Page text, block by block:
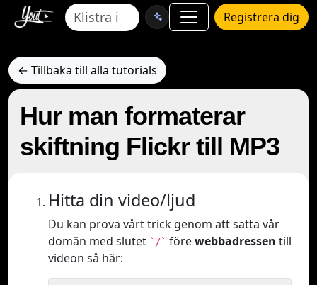
Registrera dig
← Tillbaka till alla tutorials
Hur man formaterar
skiftning Flickr till MP3
Hitta din video/ljud
Du kan prova vårt trick genom att sätta vår
domän med slutet `/` förewebbadressen till
videon så här: